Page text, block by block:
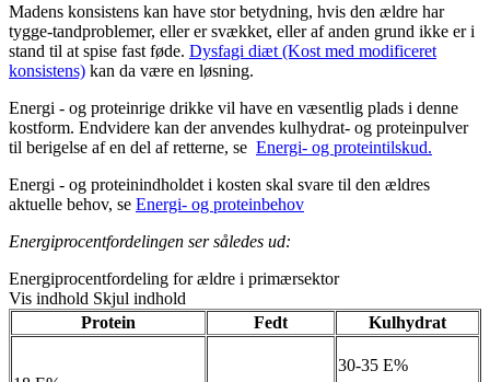
Madens konsistens kan have stor betydning, hvis den ældre har
tygge-tandproblemer, eller er svækket, eller af anden grund ikke er i
stand til at spise fast føde. Dysfagi diæt (Kost med modificeret
konsistens) kan da være en løsning.
Energi - og proteinrige drikke vil have en væsentlig plads i denne
kostform. Endvidere kan der anvendes kulhydrat- og proteinpulver
til berigelse af en del af retterne, se Energi- og proteintilskud.
Energi - og proteinindholdet i kosten skal svare til den ældres
aktuelle behov, se Energi- og proteinbehov
Energiprocentfordelingen ser således ud:
Energiprocentfordeling for ældre i primærsektor
Vis indhold Skjul indhold
Protein
Fedt Kulhydrat
30-35 E%